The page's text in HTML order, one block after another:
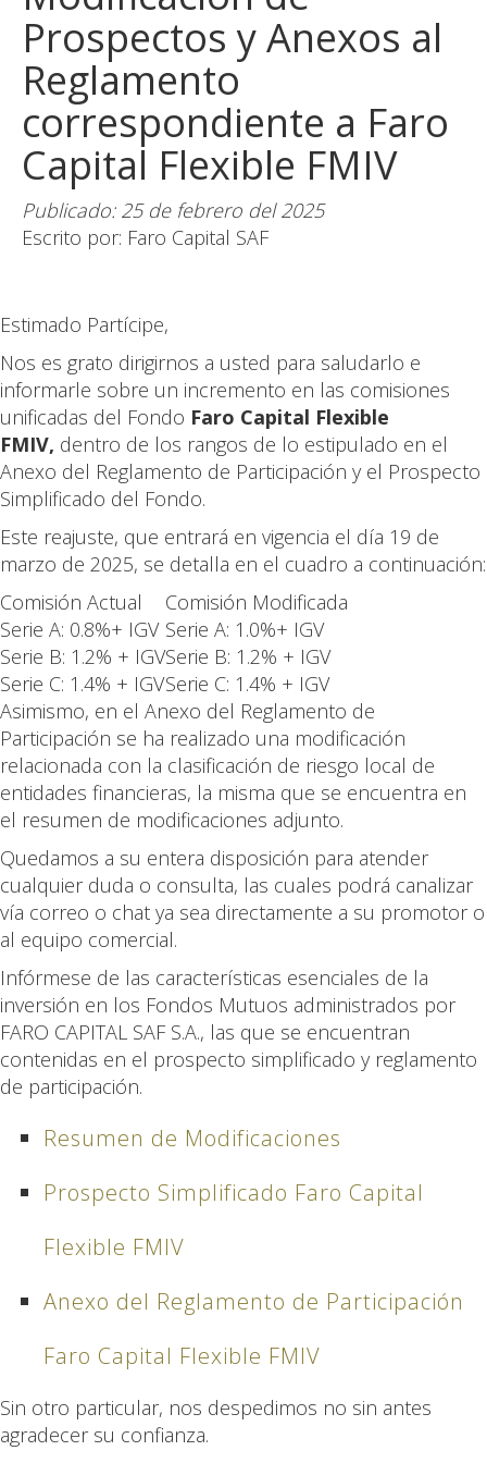
Prospectos y Anexos al
Reglamento
correspondiente a Faro
Capital Flexible FMIV
Publicado: 25 de febrero del 2025
Escrito por: Faro Capital SAF
Estimado Partícipe,
Nos es grato dirigirnos a usted para saludarlo e
informarle sobre un incremento en las comisiones
unificadas del Fondo Faro Capital Flexible
FMIV, dentro de los rangos de lo estipulado en el
Anexo del Reglamento de Participación y el Prospecto
Simplificado del Fondo.
Este reajuste, que entrará en vigencia el día 19 de
marzo de 2025, se detalla en el cuadro a continuación:
Comisión Actual
Comisión Modificada
Serie A: 0.8%+ IGV
Serie B: 1.2% + IGV
Serie C: 1.4% + IGV
Serie A: 1.0%+ IGV
Serie B: 1.2% + IGV
Serie C: 1.4% + IGV
Asimismo, en el Anexo del Reglamento de
Participación se ha realizado una modificación
relacionada con la clasificación de riesgo local de
entidades financieras, la misma que se encuentra en
el resumen de modificaciones adjunto.
Quedamos a su entera disposición para atender
cualquier duda o consulta, las cuales podrá canalizar
vía correo o chat ya sea directamente a su promotor o
al equipo comercial.
Infórmese de las características esenciales de la
inversión en los Fondos Mutuos administrados por
FARO CAPITAL SAF S.A., las que se encuentran
contenidas en el prospecto simplificado y reglamento
de participación.
Resumen de Modificaciones
Prospecto Simplificado Faro Capital
Flexible FMIV
Anexo del Reglamento de Participación
Faro Capital Flexible FMIV
Sin otro particular, nos despedimos no sin antes
agradecer su confianza.